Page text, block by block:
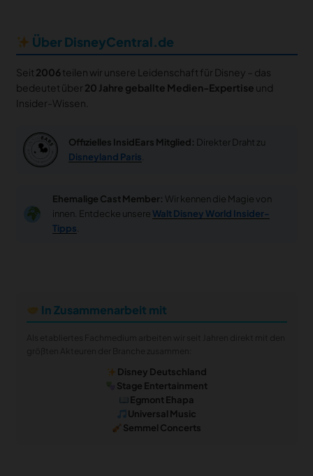
Über DisneyCentral.de
Seit 2006teilen wir unsere Leidenschaft für Disney – das
bedeutet über 20 Jahre geballte Medien-Expertise und
Insider-Wissen.
Offizielles InsidEars Mitglied: Direkter Draht zu
Disneyland Paris
Ehemalige Cast Member: Wir kennen die Magie von
innen. Entdecke unsere Walt Disney World Insider-
Tipps
In Zusammenarbeit mit
Disney Deutschland
Stage Entertainment
Egmont Ehapa
Universal Music
Semmel Concerts